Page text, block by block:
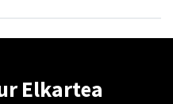
Elkartea